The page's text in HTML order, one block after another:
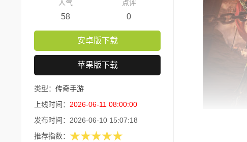
人气
58
点评
0
安卓版下载
苹果版下载
类型： 传奇手游
上线时间： 2026-06-11 08:00:00
发布时间： 2026-06-10 15:07:18
推荐指数： ★★★★★